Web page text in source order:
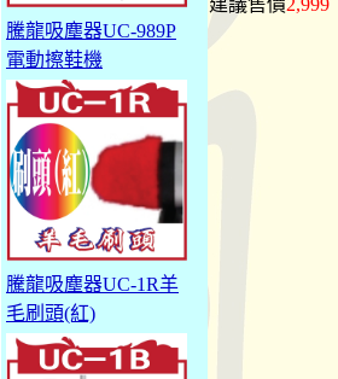
騰龍吸塵器UC-989P
電動擦鞋機
騰龍吸塵器UC-1R羊
毛刷頭(紅)
建議售價2,999